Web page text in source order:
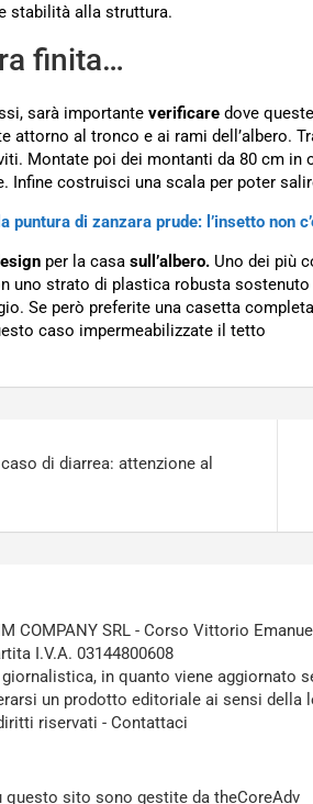
stabilità alla struttura.
finita…
sarà importante verificare dove
attorno al tronco e ai rami dell’albero.
Montate poi dei montanti da 80 cm
Infine costruisci una scala per poter
puntura di zanzara prude: l’insetto non
per la casa sull’albero. Uno dei più
uno strato di plastica robusta
Se però preferite una casetta
caso impermeabilizzate il tetto
di diarrea: attenzione al
COMPANY SRL - Corso Vittorio
I.V.A. 03144800608
in quanto viene aggiornato
un prodotto editoriale ai sensi della
riservati - Contattaci
sito sono gestite da theCoreAdv